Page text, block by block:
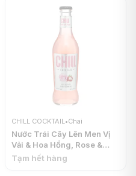
CHILL COCKTAIL•Chai
Nước Trái Cây Lên Men Vị
Vải & Hoa Hồng, Rose &
Lychee Vodka Sparkling,
Tạm hết hàng